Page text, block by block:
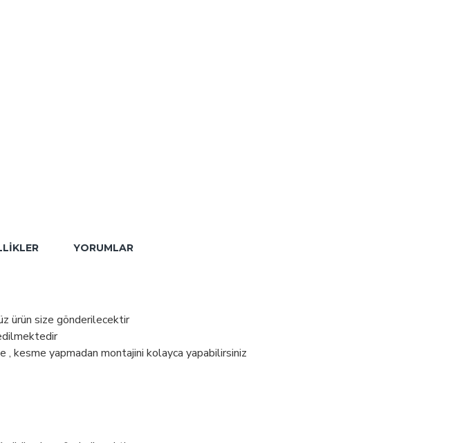
YORUMLAR
ürün size gönderilecektir
kesme yapmadan montajini kolayca yapabilirsiniz